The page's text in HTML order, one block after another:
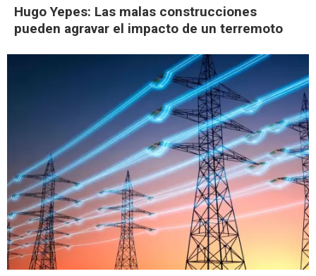
Hugo Yepes: Las malas construcciones
pueden agravar el impacto de un terremoto